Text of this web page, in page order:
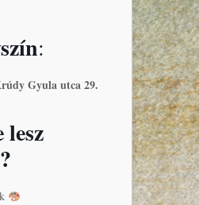
:
Gyula utca 29.